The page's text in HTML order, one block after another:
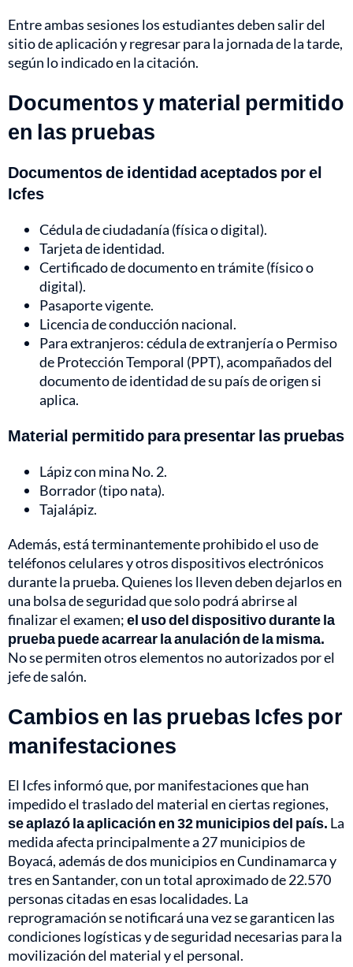
Entre ambas sesiones los estudiantes deben salir del
sitio de aplicación y regresar para la jornada de la tarde,
según lo indicado en la citación.
Documentos y material permitido
en las pruebas
Documentos de identidad aceptados por el
Icfes
Cédula de ciudadanía (física o digital).
Tarjeta de identidad.
Certificado de documento en trámite (físico o
digital).
Pasaporte vigente.
Licencia de conducción nacional.
Para extranjeros: cédula de extranjería o Permiso
de Protección Temporal (PPT), acompañados del
documento de identidad de su país de origen si
aplica.
Material permitido para presentar las pruebas
Lápiz con mina No. 2.
Borrador (tipo nata).
Tajalápiz.
Además, está terminantemente prohibido el uso de
teléfonos celulares y otros dispositivos electrónicos
durante la prueba. Quienes los lleven deben dejarlos en
una bolsa de seguridad que solo podrá abrirse al
finalizar el examen;el uso del dispositivo durante la
prueba puede acarrear la anulación de la misma.
No se permiten otros elementos no autorizados por el
jefe de salón.
Cambios en las pruebas Icfes por
manifestaciones
El Icfes informó que, por manifestaciones que han
impedido el traslado del material en ciertas regiones,
se aplazó la aplicación en 32 municipios del país. La
medida afecta principalmente a 27 municipios de
Boyacá, además de dos municipios en Cundinamarca y
tres en Santander, con un total aproximado de 22.570
personas citadas en esas localidades. La
reprogramación se notificará una vez se garanticen las
condiciones logísticas y de seguridad necesarias para la
movilización del material y el personal.